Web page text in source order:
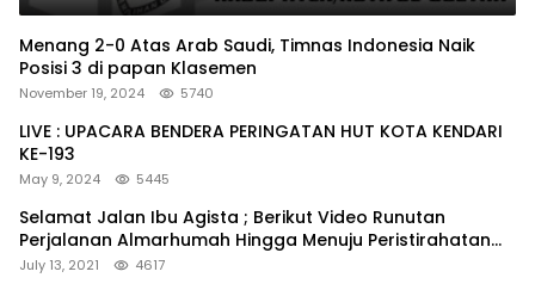
Menang 2-0 Atas Arab Saudi, Timnas Indonesia Naik
Posisi 3 di papan Klasemen
November 19, 2024 5740
LIVE : UPACARA BENDERA PERINGATAN HUT KOTA KENDARI
KE-193
May 9, 2024 5445
Selamat Jalan Ibu Agista ; Berikut Video Runutan
Perjalanan Almarhumah Hingga Menuju Peristirahatan
Terakhir
July 13, 2021 4617